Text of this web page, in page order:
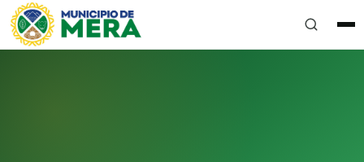
Gobierno Autónomo Descentralizado Municipal del